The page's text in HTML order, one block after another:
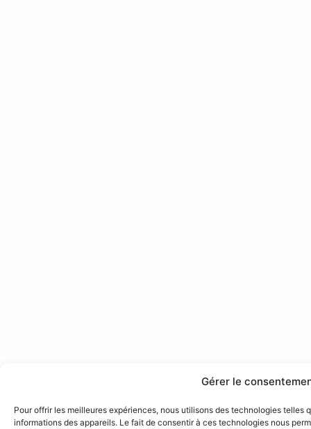
Gérer le
Pour offrir les meilleures expériences, nous utilisons des technologies
informations des appareils. Le fait de consentir à ces technologies nous